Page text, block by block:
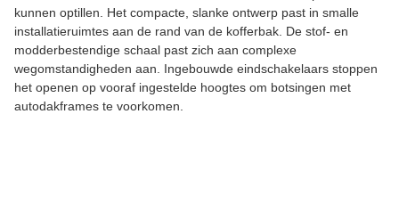
kunnen optillen. Het compacte, slanke ontwerp past in smalle
installatieruimtes aan de rand van de kofferbak. De stof- en
modderbestendige schaal past zich aan complexe
wegomstandigheden aan. Ingebouwde eindschakelaars stoppen
het openen op vooraf ingestelde hoogtes om botsingen met
autodakframes te voorkomen.